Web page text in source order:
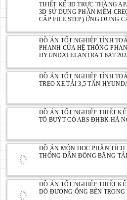
THIẾT KẾ 3D TRỰC THĂNG
3D SỬ DỤNG PHẦN MỀM
CẤP FILE STEP) ỨNG DỤNG
ĐỒ ÁN TỐT NGHIỆP TÍNH
PHANH CỦA HỆ THỐNG
HYUNDAI ELANTRA 1.6AT
ĐỒ ÁN TỐT NGHIỆP TÍNH
TREO XE TẢI 3,5 TẤN
ĐỒ ÁN TỐT NGHIỆP THIẾT
TÔ BUÝT CÓ ABS ĐHBK HÀ
ĐỒ ÁN MÔN HỌC PHÂN
THỐNG DẪN ĐỘNG BĂNG
ĐỒ ÁN TỐT NGHIỆP THIẾT
DÒ ĐƯỜNG ỐNG BÊN TRONG